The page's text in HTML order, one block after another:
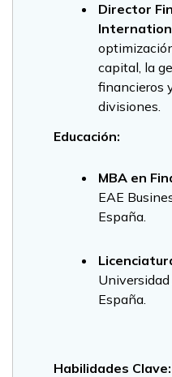
Director
capital, la
financieros
divisiones.
Educación:
MBA en
EAE
España.
España.
Habilidades Clave: